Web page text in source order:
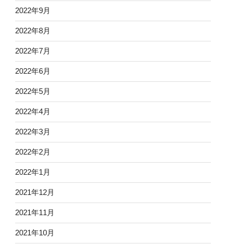
2022年9月
2022年8月
2022年7月
2022年6月
2022年5月
2022年4月
2022年3月
2022年2月
2022年1月
2021年12月
2021年11月
2021年10月